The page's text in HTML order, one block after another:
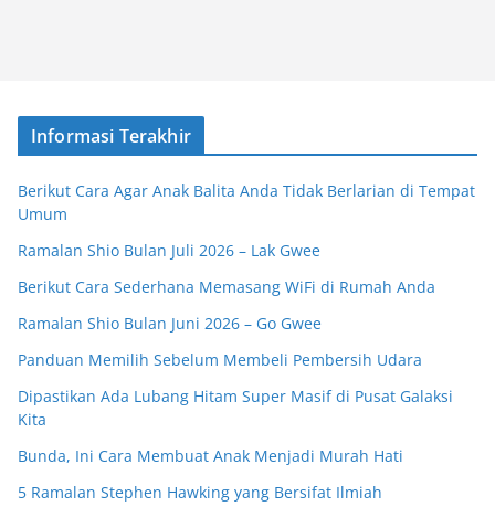
Informasi Terakhir
Berikut Cara Agar Anak Balita Anda Tidak Berlarian di Tempat
Umum
Ramalan Shio Bulan Juli 2026 – Lak Gwee
Berikut Cara Sederhana Memasang WiFi di Rumah Anda
Ramalan Shio Bulan Juni 2026 – Go Gwee
Panduan Memilih Sebelum Membeli Pembersih Udara
Dipastikan Ada Lubang Hitam Super Masif di Pusat Galaksi
Kita
Bunda, Ini Cara Membuat Anak Menjadi Murah Hati
5 Ramalan Stephen Hawking yang Bersifat Ilmiah